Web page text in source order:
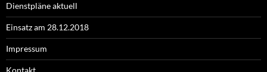
Dienstpläne aktuell
Einsatz am 28.12.2018
Impressum